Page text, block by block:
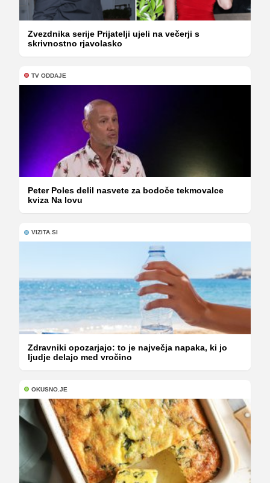
Zvezdnika serije Prijatelji ujeli na večerji s
skrivnostno rjavolasko
TV ODDAJE
Peter Poles delil nasvete za bodoče tekmovalce
kviza Na lovu
VIZITA.SI
Zdravniki opozarjajo: to je največja napaka, ki jo
ljudje delajo med vročino
OKUSNO.JE